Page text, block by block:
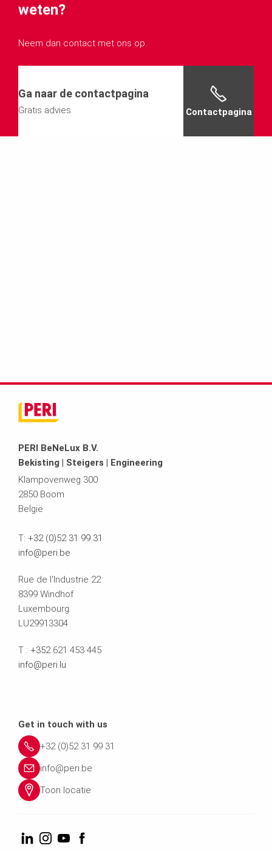
weten?
Neem dan contact met ons op.
Ga naar de contactpagina
Gratis advies Contactpagina
PERI BeNeLux B.V.
Bekisting | Steigers | Engineering
Klampovenweg 300
2850 Boom
België
T: +32 (0)52 31 99 31
info@peri.be
Rue de l'Industrie 22
8399 Windhof
Luxembourg
LU29913304
T : +352 621 453 445
info@peri.lu
Get in touch with us
+32 (0)52 31 99 31
info@peri.be
Toon locatie